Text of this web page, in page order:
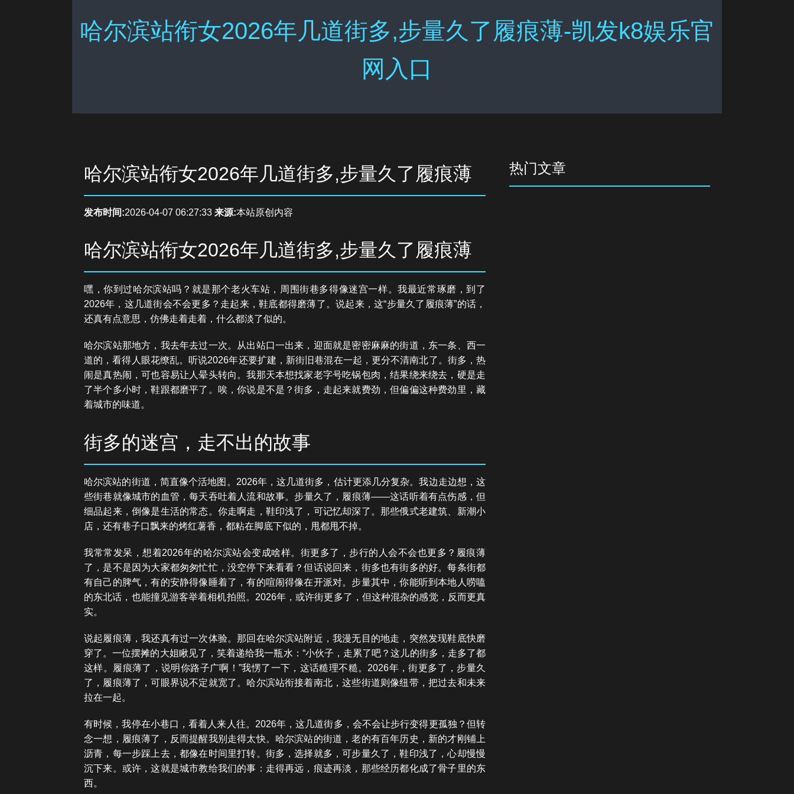
哈尔滨站衔女2026年几道街多,步量久了履痕薄-凯发k8娱乐官
网入口
哈尔滨站衔女2026年几道街多,步量久了履痕薄
发布时间:2026-04-07 06:27:33 来源:本站原创内容
哈尔滨站衔女2026年几道街多,步量久了履痕薄
嘿，你到过哈尔滨站吗？就是那个老火车站，周围街巷多得像迷宫一样。我最近常琢磨，到了
2026年，这几道街会不会更多？走起来，鞋底都得磨薄了。说起来，这“步量久了履痕薄”的话，
还真有点意思，仿佛走着走着，什么都淡了似的。
哈尔滨站那地方，我去年去过一次。从出站口一出来，迎面就是密密麻麻的街道，东一条、西一
道的，看得人眼花缭乱。听说2026年还要扩建，新街旧巷混在一起，更分不清南北了。街多，热
闹是真热闹，可也容易让人晕头转向。我那天本想找家老字号吃锅包肉，结果绕来绕去，硬是走
了半个多小时，鞋跟都磨平了。唉，你说是不是？街多，走起来就费劲，但偏偏这种费劲里，藏
着城市的味道。
街多的迷宫，走不出的故事
哈尔滨站的街道，简直像个活地图。2026年，这几道街多，估计更添几分复杂。我边走边想，这
些街巷就像城市的血管，每天吞吐着人流和故事。步量久了，履痕薄——这话听着有点伤感，但
细品起来，倒像是生活的常态。你走啊走，鞋印浅了，可记忆却深了。那些俄式老建筑、新潮小
店，还有巷子口飘来的烤红薯香，都粘在脚底下似的，甩都甩不掉。
我常常发呆，想着2026年的哈尔滨站会变成啥样。街更多了，步行的人会不会也更多？履痕薄
了，是不是因为大家都匆匆忙忙，没空停下来看看？但话说回来，街多也有街多的好。每条街都
有自己的脾气，有的安静得像睡着了，有的喧闹得像在开派对。步量其中，你能听到本地人唠嗑
的东北话，也能撞见游客举着相机拍照。2026年，或许街更多了，但这种混杂的感觉，反而更真
实。
说起履痕薄，我还真有过一次体验。那回在哈尔滨站附近，我漫无目的地走，突然发现鞋底快磨
穿了。一位摆摊的大姐瞅见了，笑着递给我一瓶水：“小伙子，走累了吧？这儿的街多，走多了都
这样。履痕薄了，说明你路子广啊！”我愣了一下，这话糙理不糙。2026年，街更多了，步量久
了，履痕薄了，可眼界说不定就宽了。哈尔滨站衔接着南北，这些街道则像纽带，把过去和未来
拉在一起。
有时候，我停在小巷口，看着人来人往。2026年，这几道街多，会不会让步行变得更孤独？但转
念一想，履痕薄了，反而提醒我别走得太快。哈尔滨站的街道，老的有百年历史，新的才刚铺上
沥青，每一步踩上去，都像在时间里打转。街多，选择就多，可步量久了，鞋印浅了，心却慢慢
沉下来。或许，这就是城市教给我们的事：走得再远，痕迹再淡，那些经历都化成了骨子里的东
西。
热门文章